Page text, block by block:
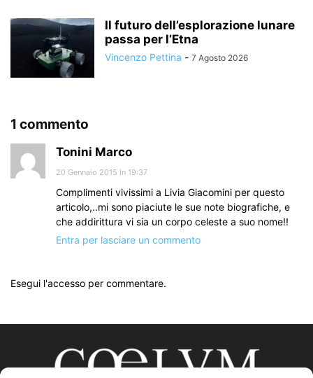
Il futuro dell’esplorazione lunare
passa per l’Etna
Vincenzo Pettina - 7 Agosto 2026
1 commento
Tonini Marco
20 Gennaio 2015 In 19:37
Complimenti vivissimi a Livia Giacomini per questo
articolo,..mi sono piaciute le sue note biografiche, e
che addirittura vi sia un corpo celeste a suo nome!!
Entra per lasciare un commento
Esegui l'accesso per commentare.